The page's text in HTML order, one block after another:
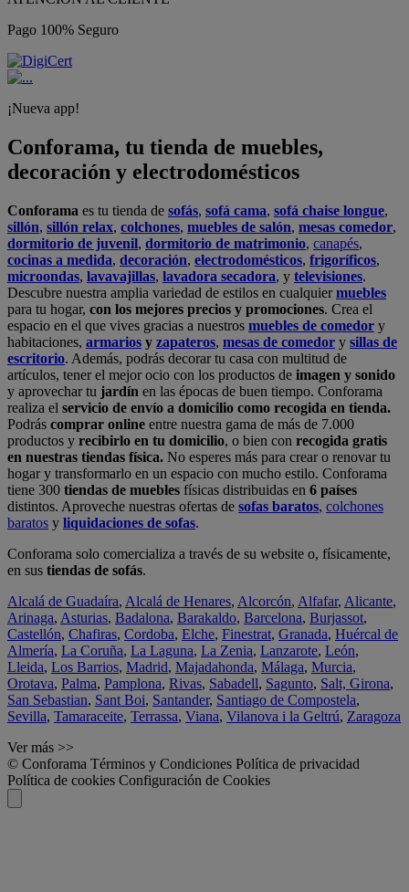
Pago 100% Seguro
¡Nueva app!
Conforama, tu tienda de muebles,
decoración y electrodomésticos
Conforama es tu tienda de sofás, sofá cama, sofá chaise longue,
sillón, sillón relax, colchones, muebles de salón, mesas comedor,
dormitorio de juvenil, dormitorio de matrimonio, canapés,
cocinas a medida, decoración, electrodomésticos, frigoríficos,
microondas, lavavajillas, lavadora secadora, y televisiones.
Descubre nuestra amplia variedad de estilos en cualquiermuebles
para tu hogar, con los mejores precios y promociones. Crea el
espacio en el que vives gracias a nuestros muebles de comedor y
habitaciones, armarios y zapateros, mesas de comedor y sillas de
escritorio. Además, podrás decorar tu casa con multitud de
artículos, tener el mejor ocio con los productos de imagen y sonido
y aprovechar tu jardín en las épocas de buen tiempo. Conforama
realiza el servicio de envío a domicilio como recogida en tienda.
Podrás comprar online entre nuestra gama de más de 7.000
productos y recibirlo en tu domicilio, o bien con recogida gratis
en nuestras tiendas física. No esperes más para crear o renovar tu
hogar y transformarlo en un espacio con mucho estilo. Conforama
tiene 300 tiendas de muebles físicas distribuidas en 6 países
distintos. Aproveche nuestras ofertas de sofas baratos, colchones
baratos y liquidaciones de sofas.
Conforama solo comercializa a través de su website o, físicamente,
en sus tiendas de sofás.
Alcalá de Guadaíra, Alcalá de Henares, Alcorcón, Alfafar, Alicante,
Arinaga, Asturias, Badalona, Barakaldo, Barcelona, Burjassot,
Castellón, Chafiras, Cordoba, Elche, Finestrat, Granada, Huércal de
Almería, La Coruña, La Laguna, La Zenia, Lanzarote, León,
Lleida, Los Barrios, Madrid, Majadahonda, Málaga, Murcia,
Orotava, Palma, Pamplona, Rivas, Sabadell, Sagunto, Salt, Girona,
San Sebastian, Sant Boi, Santander, Santiago de Compostela,
Sevilla, Tamaraceite, Terrassa, Viana, Vilanova i la Geltrú, Zaragoza
Ver más >>
© Conforama Términos y Condiciones Política de privacidad
Política de cookies Configuración de Cookies